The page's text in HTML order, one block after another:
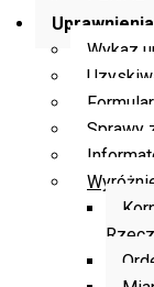
Uprawnienia
Wykaz
Sprawy